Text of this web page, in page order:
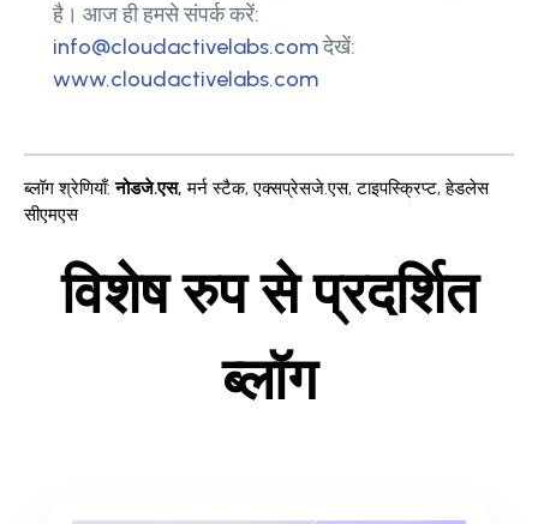
है। आज ही हमसे संपर्क करें:
info@cloudactivelabs.comदेखें:
www.cloudactivelabs.com
ब्लॉग श्रेणियाँ: नोडजे.एस, मर्न स्टैक,एक्सप्रेसजे.एस,टाइपस्क्रिप्ट,हेडलेस
सीएमएस
विशेष रुप से प्रदर्शित
ब्लॉग